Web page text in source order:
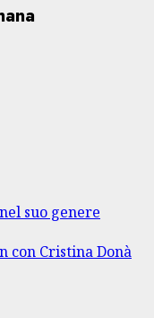
suo genere
con Cristina Donà